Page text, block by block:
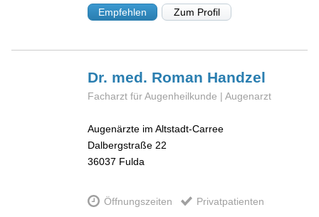
Empfehlen Zum Profil
Dr. med. Roman Handzel
Facharzt für Augenheilkunde | Augenarzt
Augenärzte im Altstadt-Carree
Dalbergstraße 22
36037 Fulda
Öffnungszeiten Privatpatienten